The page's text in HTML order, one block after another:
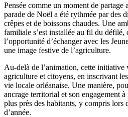
Pensée comme un moment de
parade de Noël a été rythmée par des
crêpes et de boissons chaudes. Une
familiale s’est installée au fil du défilé,
l’opportunité d’échanger avec les
une image festive de l’agriculture.
Au-delà de l’animation, cette initiative
agriculture et citoyens, en inscrivant
vie locale orléanaise. Une manière,
ancrage territorial et son engagement
plus près des habitants, y compris lors
d’année.